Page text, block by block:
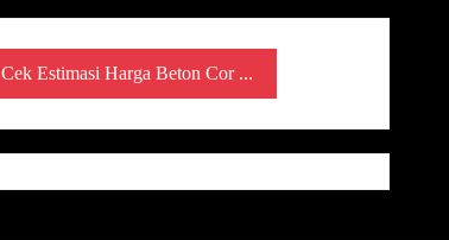
Cek Estimasi Harga Beton Cor ...